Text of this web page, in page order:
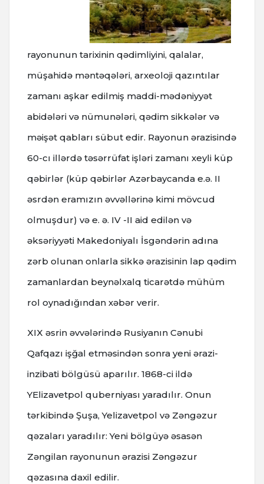
rayonunun tarixinin qədimliyini, qalalar,
müşahidə məntəqələri, arxeoloji qazıntılar
zamanı aşkar edilmiş maddi-mədəniyyət
abidələri və nümunələri, qədim sikkələr və
məişət qabları sübut edir. Rayonun ərazisində
60-cı illərdə təsərrüfat işləri zamanı xeyli küp
qəbirlər (küp qəbirlər Azərbaycanda e.ə. II
əsrdən eramızın əvvəllərinə kimi mövcud
olmuşdur) və e. ə. IV -II aid edilən və
əksəriyyəti Makedoniyalı İsgəndərin adına
zərb olunan onlarla sikkə ərazisinin lap qədim
zamanlardan beynəlxalq ticarətdə mühüm
rol oynadığından xəbər verir.
XIX əsrin əvvələrində Rusiyanın Cənubi
Qafqazı işğal etməsindən sonra yeni ərazi-
inzibati bölgüsü aparılır. 1868-ci ildə
YElizavetpol quberniyası yaradılır. Onun
tərkibində Şuşa, Yelizavetpol və Zəngəzur
qəzaları yaradılır: Yeni bölgüyə əsasən
Zəngilan rayonunun ərazisi Zəngəzur
qəzasına daxil edilir.